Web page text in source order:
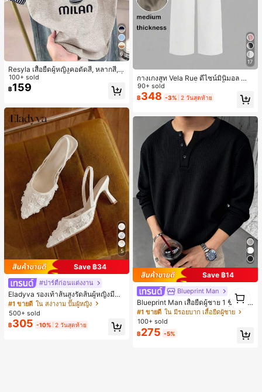
6
Resyla เสื้อยืดผู้หญิงคอตัดสี, หลากสี, ล
ายพิมพ์แมวน่ารัก, เสื้อสำหรับออกไปเที่
ยวฤดูร้อน, ดีไซน์กราฟิก, ความรู้สึกพรีเ
มียม, ลำลองอเนกประสงค์, สวมใส่ประ
เสื้อผ้ากลางแจ้ง
100+ sold
฿159
5
Save ฿34
#ปาร์ตี้ก่อนแต่งงาน
Eladyva รองเท้าส้นสูงรัดส้นผู้หญิงมีดอ
กไม้ประดับตาข่ายเสริมและสามารถสว
มได้สองแบบ ส้นสูง 7 ซม. รูปแบบโรมัน
หรูหรา ส้นเข็ม ลุคเทพนิยาย
#1 ขายดี ใน สง่างาม ปั๊มผู้หญิง
500+ sold
฿305 -10% 2 วันสุดท้าย
17
กางเกงสูท Vela Rue ดีไซน์มินิมอล น้ำ
หนักเบา โปร่งแสงเล็กน้อย สีน้ำเงินเข้ม
สีพื้น ปิดด้วยซิป ตะขอ และกระดุม ขาก
ว้าง ทรงเพรียว แฟชั่นทุกฤดูกาล สีขาว
90+ sold
฿348 -3% 2 วันสุดท้าย
Save ฿14
Blueprint Man
Blueprint Man เสื้อยืดผู้ชาย 1 ชิ้น คอเ
ฮนลีย์ ผ้าถักลายวาฟเฟิล คอวีเล็ก ทรงห
ลวม บาง ระบายอากาศได้ดี ใส่สบาย มี
กระดุม สไตล์ Old Money ทรงยุโรป ไซ
ส์ใหญ่กว่าปกติ กรุณาเลือกไซส์เล็กลงเพื่
#1 ขายดี ใน มีรอยบาก เสื้อยืดผู้ชาย
100+ sold
฿275 -5%